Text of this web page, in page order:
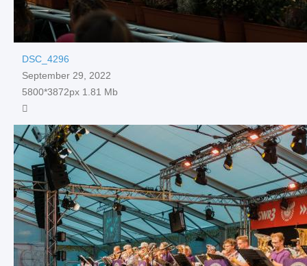
DSC_4296
September 29, 2022
5800*3872px 1.81 Mb